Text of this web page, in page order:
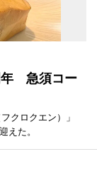
年 急須コー
クロクエン）」
えた。